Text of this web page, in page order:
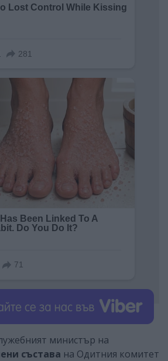
министър на
състава на Одитния комитет